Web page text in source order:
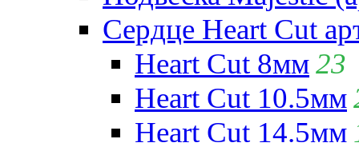
Сердце Heart Cut
Heart Cut 8мм23
Heart Cut 10.5мм
Heart Cut 14.5мм